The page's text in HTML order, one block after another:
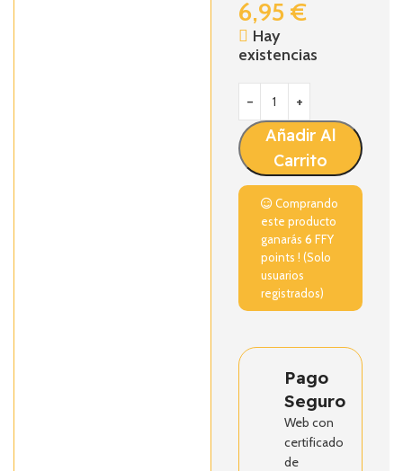
6,95€
Hay
existencias
Añadir Al
Carrito
Comprando
este producto
ganarás6 FFY
points ! (Solo
usuarios
registrados)
Pago
Seguro
Web con
certificado
de